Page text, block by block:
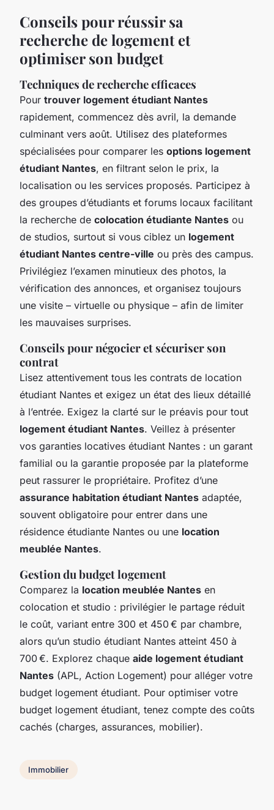
Conseils pour réussir sa
recherche de logement et
optimiser son budget
Techniques de recherche efficaces
Pour trouver logement étudiant Nantes
rapidement, commencez dès avril, la demande
culminant vers août. Utilisez des plateformes
spécialisées pour comparer les options logement
étudiant Nantes, en filtrant selon le prix, la
localisation ou les services proposés. Participez à
des groupes d’étudiants et forums locaux facilitant
la recherche de colocation étudiante Nantes ou
de studios, surtout si vous ciblez un logement
étudiant Nantes centre-ville ou près des campus.
Privilégiez l’examen minutieux des photos, la
vérification des annonces, et organisez toujours
une visite – virtuelle ou physique – afin de limiter
les mauvaises surprises.
Conseils pour négocier et sécuriser son
contrat
Lisez attentivement tous les contrats de location
étudiant Nantes et exigez un état des lieux détaillé
à l’entrée. Exigez la clarté sur le préavis pour tout
logement étudiant Nantes. Veillez à présenter
vos garanties locatives étudiant Nantes : un garant
familial ou la garantie proposée par la plateforme
peut rassurer le propriétaire. Profitez d’une
assurance habitation étudiant Nantes adaptée,
souvent obligatoire pour entrer dans une
résidence étudiante Nantes ou une location
meublée Nantes.
Gestion du budget logement
Comparez la location meublée Nantes en
colocation et studio : privilégier le partage réduit
le coût, variant entre 300 et 450 € par chambre,
alors qu’un studio étudiant Nantes atteint 450 à
700 €. Explorez chaque aide logement étudiant
Nantes (APL, Action Logement) pour alléger votre
budget logement étudiant. Pour optimiser votre
budget logement étudiant, tenez compte des coûts
cachés (charges, assurances, mobilier).
Immobilier